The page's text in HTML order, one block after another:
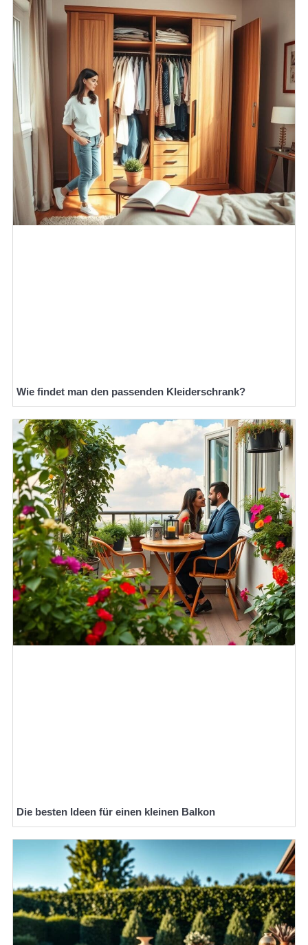
Wie findet man den passenden Kleiderschrank?
Die besten Ideen für einen kleinen Balkon